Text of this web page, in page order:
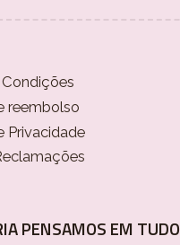
reembolso
Privacidade
PENSAMOS EM TUDO